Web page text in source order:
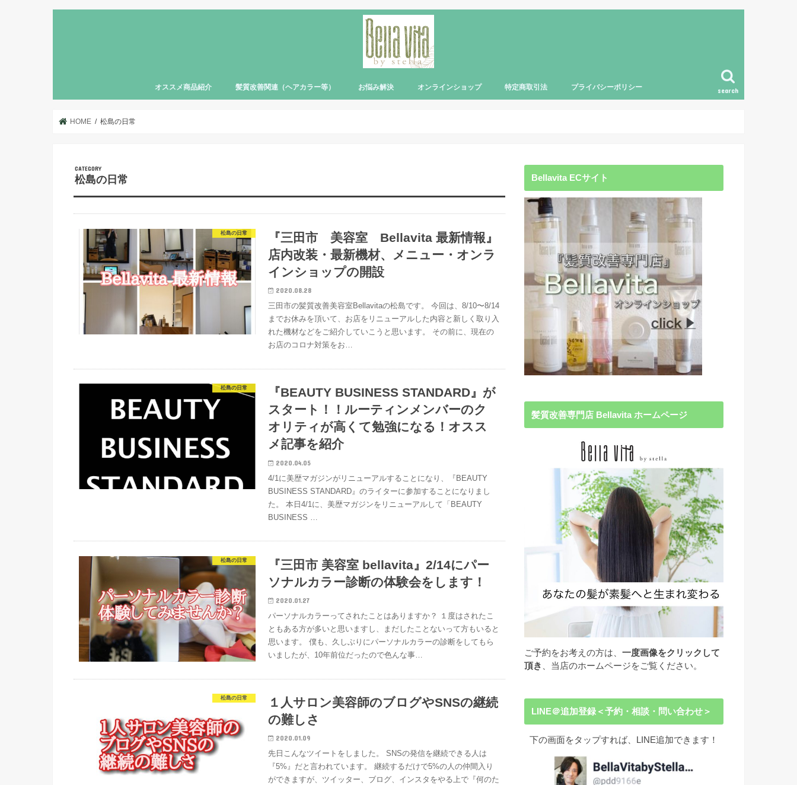
search
オススメ商品紹介 髪質改善関連（ヘアカラー等） お悩み解決 オンラインショップ 特定商取引法 プライバシーポリシー
HOME 松島の日常
松島の日常
松島の日常
『三田市 美容室 Bellavita 最新情報』
店内改装・最新機材、メニュー・オンラ
インショップの開設
2020.08.28
三田市の髪質改善美容室Bellavitaの松島です。 今回は、8/10〜8/14
までお休みを頂いて、お店をリニューアルした内容と新しく取り入
れた機材などをご紹介していこうと思います。 その前に、現在の
お店のコロナ対策をお…
松島の日常
『BEAUTY BUSINESS STANDARD』が
スタート！！ルーティンメンバーのク
オリティが高くて勉強になる！オスス
メ記事を紹介
2020.04.05
4/1に美歴マガジンがリニューアルすることになり、『BEAUTY
BUSINESS STANDARD』のライターに参加することになりまし
た。 本日4/1に、美歴マガジンをリニューアルして「BEAUTY
BUSINESS …
松島の日常
『三田市 美容室 bellavita』2/14にパー
ソナルカラー診断の体験会をします！
2020.01.27
パーソナルカラーってされたことはありますか？ １度はされたこ
ともある方が多いと思いますし、まだしたことないって方もいると
思います。 僕も、久しぶりにパーソナルカラーの診断をしてもら
いましたが、10年前位だったので色んな事…
松島の日常
１人サロン美容師のブログやSNSの継続
の難しさ
2020.01.09
先日こんなツイートをしました。 SNSの発信を継続できる人は
『5%』だと言われています。 継続するだけで5%の人の仲間入り
ができますが、ツイッター、ブログ、インスタをやる上で『何のた
Bellavita ECサイト
髪質改善専門店 Bellavita ホームページ
ご予約をお考えの方は、 一度画像をクリックして
頂き
、当店のホームページをご覧ください。
LINE＠追加登録＜予約・相談・問い合わせ＞
下の画面をタップすれば、LINE追加できます！